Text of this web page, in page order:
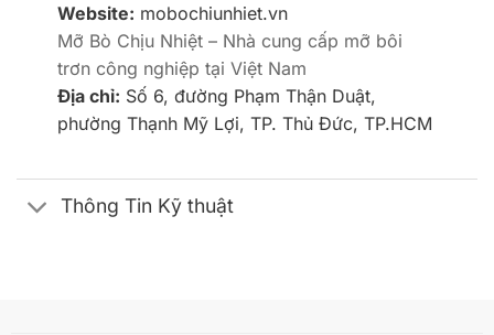
Website: mobochiunhiet.vn
Mỡ Bò Chịu Nhiệt – Nhà cung cấp mỡ bôi
trơn công nghiệp tại Việt Nam
Địa chỉ: Số 6, đường Phạm Thận Duật,
phường Thạnh Mỹ Lợi, TP. Thủ Đức, TP.HCM
Thông Tin Kỹ thuật